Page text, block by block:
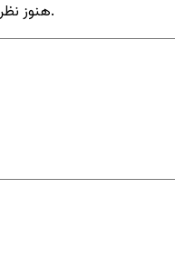
هنوز نظری اضافه نشده است. شما اولین نظر را بدهید.